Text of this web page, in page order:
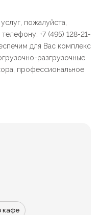
пожалуйста,
+7 (495) 128-21-
для Вас комплекс
разгрузочные
профессиональное
кафе